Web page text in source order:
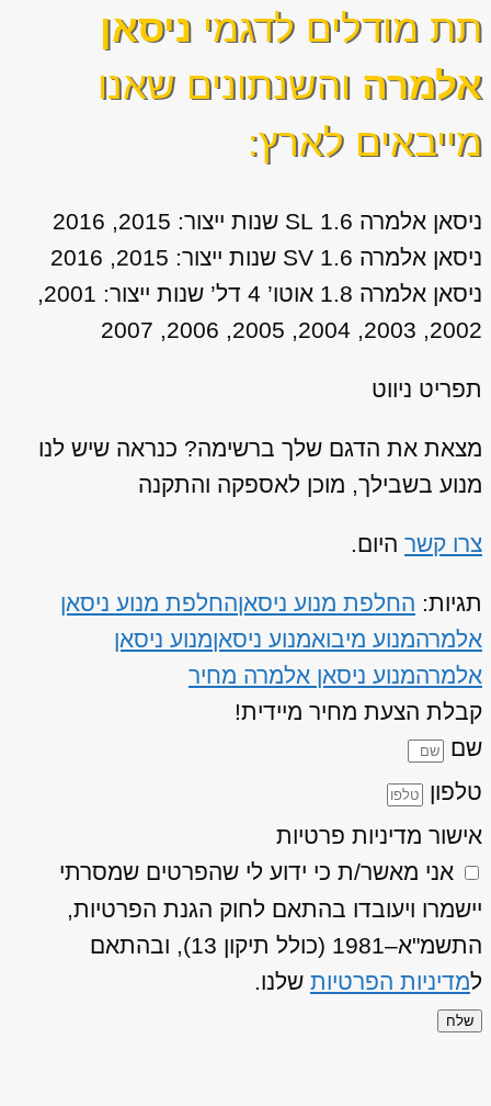
תת מודלים לדגמי ניסאן
אלמרה והשנתונים שאנו
מייבאים לארץ:
ניסאן אלמרה 1.6 SL שנות ייצור: 2015, 2016
ניסאן אלמרה 1.6 SV שנות ייצור: 2015, 2016
ניסאן אלמרה 1.8 אוטו’ 4 דל’ שנות ייצור: 2001,
2002, 2003, 2004, 2005, 2006, 2007
תפריט ניווט
מצאת את הדגם שלך ברשימה? כנראה שיש לנו
מנוע בשבילך, מוכן לאספקה והתקנה
צרו קשר היום.
תגיות: החלפת מנוע ניסאןהחלפת מנוע ניסאן
אלמרהמנוע מיבואמנוע ניסאןמנוע ניסאן
אלמרהמנוע ניסאן אלמרה מחיר
קבלת הצעת מחיר מיידית!
שם
טלפון
אישור מדיניות פרטיות
אני מאשר/ת כי ידוע לי שהפרטים שמסרתי
יישמרו ויעובדו בהתאם לחוק הגנת הפרטיות,
התשמ"א–1981 (כולל תיקון 13), ובהתאם
למדיניות הפרטיות שלנו.
שלח